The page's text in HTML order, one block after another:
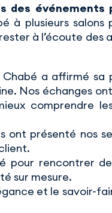
des événements
à plusieurs salons
à l’écoute des
Chabé a affirmé sa
Nos échanges
comprendre
ont présenté nos
pour rencontrer
sur mesure.
et le savoir-